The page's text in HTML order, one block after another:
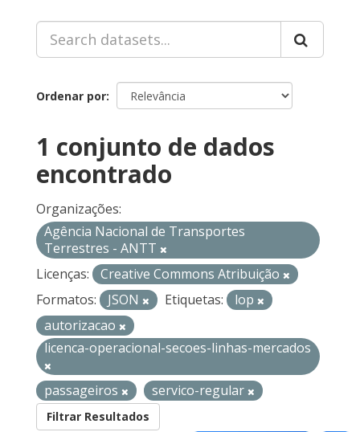
Ordenar por
1 conjunto de dados
encontrado
Organizações:
Agência Nacional de Transportes
Terrestres - ANTT
Licenças:
Creative Commons Atribuição
Formatos:
JSON Etiquetas:
lop
autorizacao
licenca-operacional-secoes-linhas-mercados
passageiros servico-regular
Filtrar Resultados